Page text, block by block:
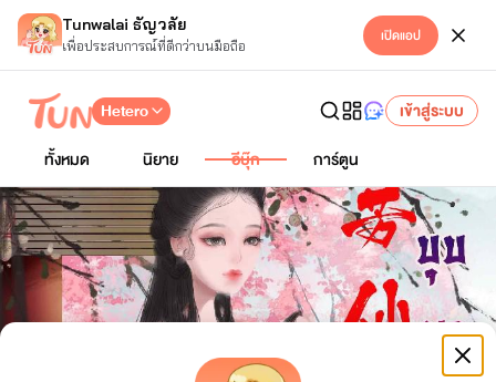
Tunwalai ธัญวลัย
เพื่อประสบการณ์ที่ดีกว่าบนมือถือ เปิดแอป
Hetero
เข้าสู่ระบบ
ทั้งหมด
นิยาย อีบุ๊ก การ์ตูน